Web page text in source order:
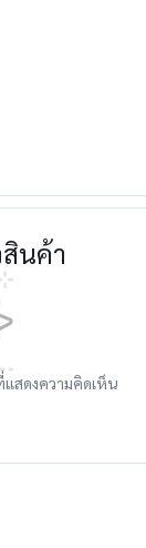
นค้า
สดงความคิดเห็น